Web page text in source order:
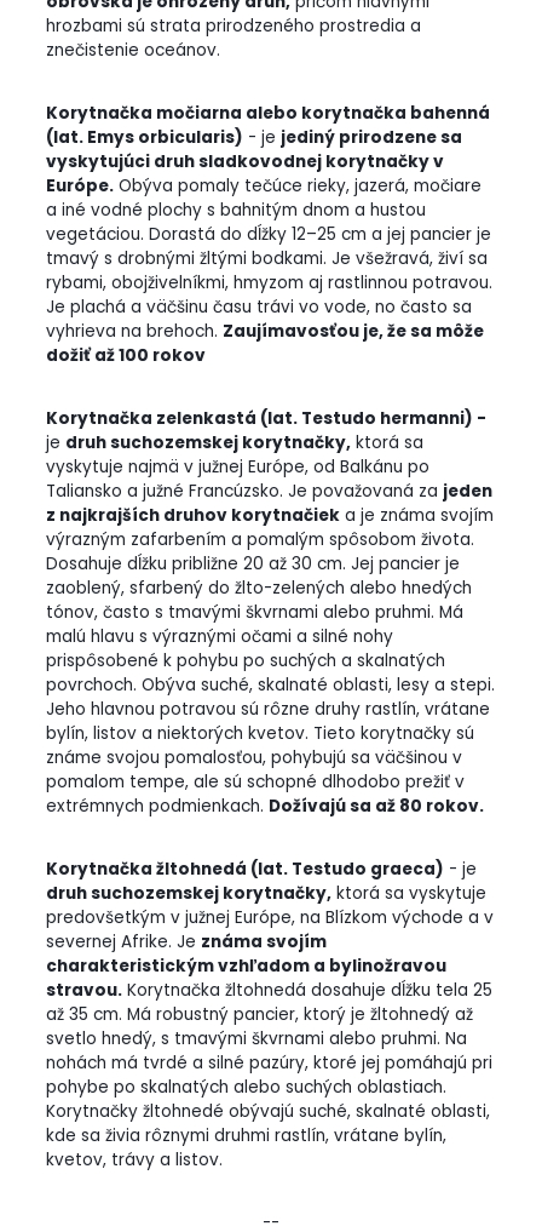
hrozbami sú strata prirodzeného prostredia a
znečistenie oceánov.
Korytnačka močiarna alebo korytnačka bahenná
(lat. Emys orbicularis) - je jediný prirodzene sa
vyskytujúci druh sladkovodnej korytnačky v
Európe. Obýva pomaly tečúce rieky, jazerá, močiare
a iné vodné plochy s bahnitým dnom a hustou
vegetáciou. Dorastá do dĺžky 12–25 cm a jej pancier je
tmavý s drobnými žltými bodkami. Je všežravá, živí sa
rybami, obojživelníkmi, hmyzom aj rastlinnou potravou.
Je plachá a väčšinu času trávi vo vode, no často sa
vyhrieva na brehoch. Zaujímavosťou je, že sa môže
dožiť až 100 rokov
Korytnačka zelenkastá (lat. Testudo hermanni) -
je druh suchozemskej korytnačky, ktorá sa
vyskytuje najmä v južnej Európe, od Balkánu po
Taliansko a južné Francúzsko. Je považovaná za jeden
z najkrajších druhov korytnačiek a je známa svojím
výrazným zafarbením a pomalým spôsobom života.
Dosahuje dĺžku približne 20 až 30 cm. Jej pancier je
zaoblený, sfarbený do žlto-zelených alebo hnedých
tónov, často s tmavými škvrnami alebo pruhmi. Má
malú hlavu s výraznými očami a silné nohy
prispôsobené k pohybu po suchých a skalnatých
povrchoch. Obýva suché, skalnaté oblasti, lesy a stepi.
Jeho hlavnou potravou sú rôzne druhy rastlín, vrátane
bylín, listov a niektorých kvetov. Tieto korytnačky sú
známe svojou pomalosťou, pohybujú sa väčšinou v
pomalom tempe, ale sú schopné dlhodobo prežiť v
extrémnych podmienkach. Dožívajú sa až 80 rokov.
Korytnačka žltohnedá (lat. Testudo graeca) - je
druh suchozemskej korytnačky, ktorá sa vyskytuje
predovšetkým v južnej Európe, na Blízkom východe a v
severnej Afrike. Je známa svojím
charakteristickým vzhľadom a bylinožravou
stravou. Korytnačka žltohnedá dosahuje dĺžku tela 25
až 35 cm. Má robustný pancier, ktorý je žltohnedý až
svetlo hnedý, s tmavými škvrnami alebo pruhmi. Na
nohách má tvrdé a silné pazúry, ktoré jej pomáhajú pri
pohybe po skalnatých alebo suchých oblastiach.
Korytnačky žltohnedé obývajú suché, skalnaté oblasti,
kde sa živia rôznymi druhmi rastlín, vrátane bylín,
kvetov, trávy a listov.
--